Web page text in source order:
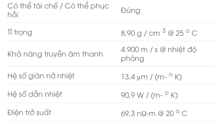
Có thể tái chế / Có thể phục
hồi
Đúng
Tỉ trọng 8,90 g / cm3 @ 25o C
Khả năng truyền âm thanh
4.900 m / s @ nhiệt độ
phòng
Hệ số giãn nở nhiệt
13,4 μm / (m-o K)
Hệ số dẫn nhiệt
90,9 W / (m-o K)
Điện trở suất
69,3 nΩ-m @ 20o C